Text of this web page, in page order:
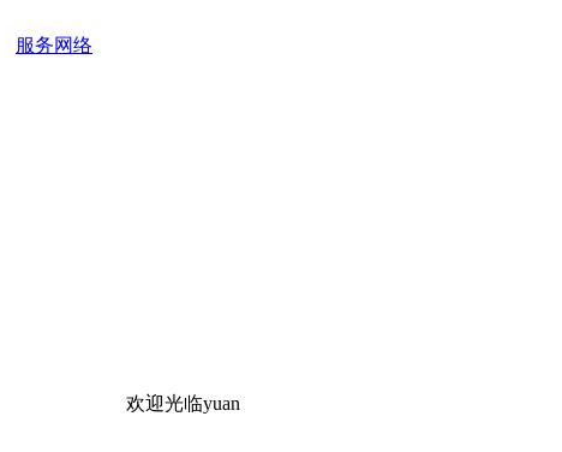
服务网络
欢迎光临yuanyuan的网站！